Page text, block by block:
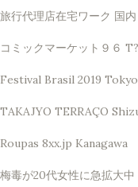
旅行代理店在宅ワーク 国
コミックマーケット９６
Festival Brasil 2019 Tokyo
TAKAJYO TERRAÇO
Roupas 8xx.jp Kanagawa
梅毒が20代女性に急拡大